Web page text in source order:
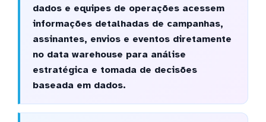
dados e equipes de operações acessem
informações detalhadas de campanhas,
assinantes, envios e eventos diretamente
no data warehouse para análise
estratégica e tomada de decisões
baseada em dados.